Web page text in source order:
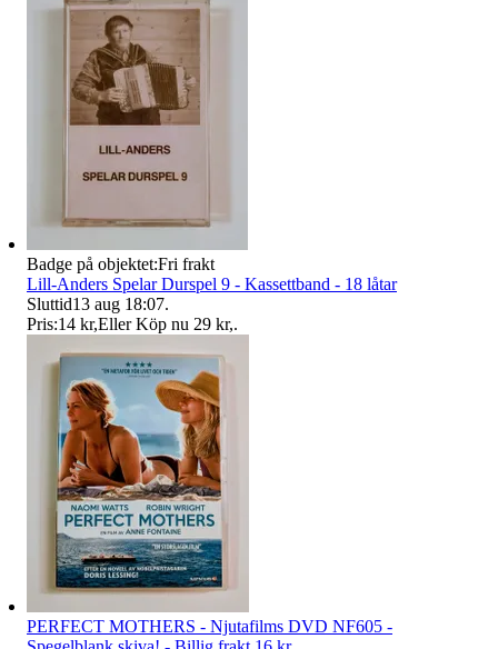
Badge på objektet:Fri frakt
Lill-Anders Spelar Durspel 9 - Kassettband - 18 låtar
Sluttid13 aug 18:07.
Pris:14 kr,Eller Köp nu 29 kr,.
PERFECT MOTHERS - Njutafilms DVD NF605 -